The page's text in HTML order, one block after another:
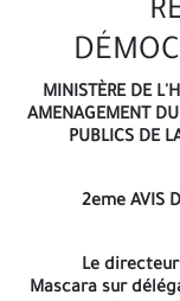
repos
l'ouverture des plis
d'ouverture
des offres à
période
augmentée de trois
offres. N.B : Les
MINISTÈRE DE
AMENAGEMENT
PUBLICS DE
2eme AVIS
Le
Mascara sur